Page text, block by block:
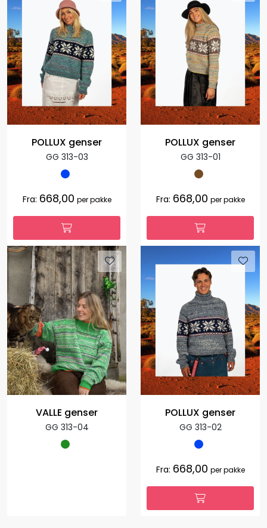
POLLUX genser
GG 313-03
Fra: 668,00 per pakke
POLLUX genser
GG 313-01
Fra: 668,00 per pakke
VALLE genser
GG 313-04
POLLUX genser
GG 313-02
Fra: 668,00 per pakke